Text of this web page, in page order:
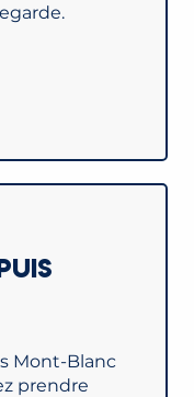
Mont-Blanc
prendre